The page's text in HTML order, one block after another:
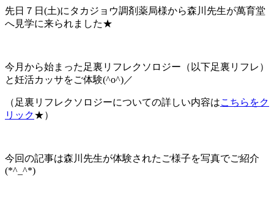
先日７日(土)にタカジョウ調剤薬局様から森川先生が萬育堂
へ見学に来られました★
今月から始まった足裏リフレクソロジー（以下足裏リフレ）
と妊活カッサをご体験(^o^)／
（足裏リフレクソロジーについての詳しい内容はこちらをク
リック★）
今回の記事は森川先生が体験されたご様子を写真でご紹介
(*^_^*)